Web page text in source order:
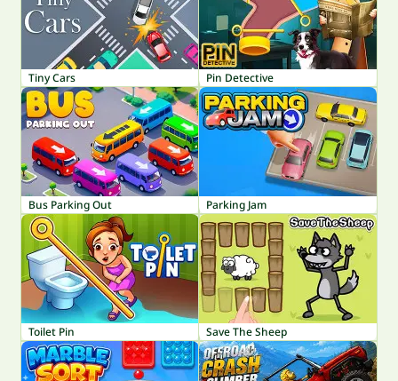
Tiny Cars Pin Detective
Bus Parking Out Parking Jam
Toilet Pin Save The Sheep